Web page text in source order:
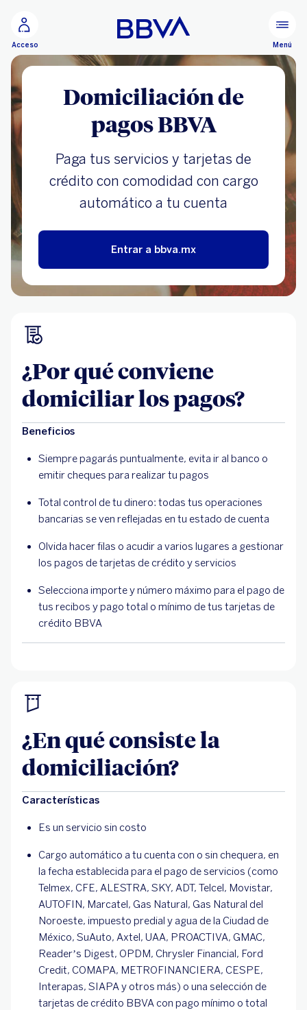
Acceso Menú
Domiciliación de
pagos BBVA
Paga tus servicios y tarjetas de
crédito con comodidad con cargo
automático a tu cuenta
Entrar a bbva.mx
¿Por qué conviene
domiciliar los pagos?
Beneficios
Siempre pagarás puntualmente, evita ir al banco o
emitir cheques para realizar tu pagos
Total control de tu dinero: todas tus operaciones
bancarias se ven reflejadas en tu estado de cuenta
Olvida hacer filas o acudir a varios lugares a gestionar
los pagos de tarjetas de crédito y servicios
Selecciona importe y número máximo para el pago de
tus recibos y pago total o mínimo de tus tarjetas de
crédito BBVA
¿En qué consiste la
domiciliación?
Características
Es un servicio sin costo
Cargo automático a tu cuenta con o sin chequera, en
la fecha establecida para el pago de servicios (como
Telmex, CFE, ALESTRA, SKY, ADT, Telcel, Movistar,
AUTOFIN, Marcatel, Gas Natural, Gas Natural del
Noroeste, impuesto predial y agua de la Ciudad de
México, SuAuto, Axtel, UAA, PROACTIVA, GMAC,
Reader’s Digest, OPDM, Chrysler Financial, Ford
Credit, COMAPA, METROFINANCIERA, CESPE,
Interapas, SIAPA y otros más) o una selección de
tarjetas de crédito BBVA con pago mínimo o total